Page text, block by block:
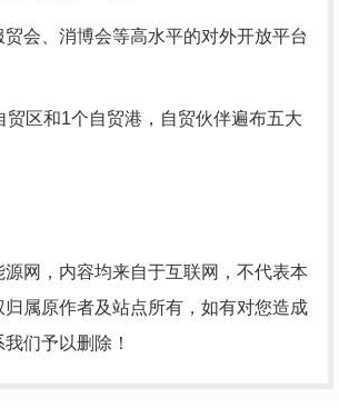
会、消博会等高水平的对外开放平台
贸区和1个自贸港，自贸伙伴遍布五大
网，内容均来自于互联网，不代表本
属原作者及站点所有，如有对您造成
们予以删除！